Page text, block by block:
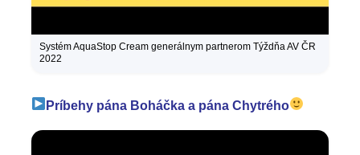
Systém AquaStop Cream generálnym partnerom Týždňa AV ČR
2022
Príbehy pána Boháčka a pána Chytrého